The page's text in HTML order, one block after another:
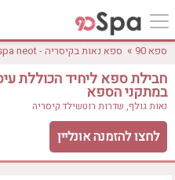
ספא 90 » ספא נאות בקיסריה - spa neot
במתקני הספא
נאות גולף, שדרות רוטשילדקיסריה
לחצו להזמנה אונליין